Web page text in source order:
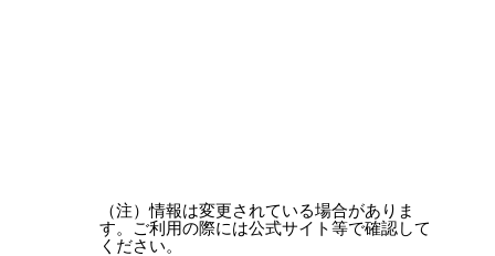
（注）情報は変更されている場合がありま
す。ご利用の際には公式サイト等で確認して
ください。